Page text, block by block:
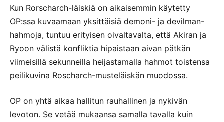
Kun Rorscharch-läiskiä on aikaisemmin käytetty
OP:ssa kuvaamaan yksittäisiä demoni- ja devilman-
hahmoja, tuntuu erityisen oivaltavalta, että Akiran ja
Ryoon välistä konfliktia hipaistaan aivan pätkän
viimeisillä sekunneilla heijastamalla hahmot toistensa
peilikuvina Roscharch-musteläiskän muodossa.
OP on yhtä aikaa hallitun rauhallinen ja nykivän
levoton. Se vetää mukaansa samalla tavalla kuin